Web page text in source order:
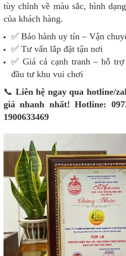
tùy chỉnh về màu sắc, hình
của khách hàng.
✅ Bảo hành uy tín – Vận
✅ Tư vấn lắp đặt tận nơi
✅ Giá cả cạnh tranh– hỗ trợ
đầu tư khu vui chơi
📞 Liên hệ ngay qua hotline/
giá nhanh nhất!Hotline:
1900633469